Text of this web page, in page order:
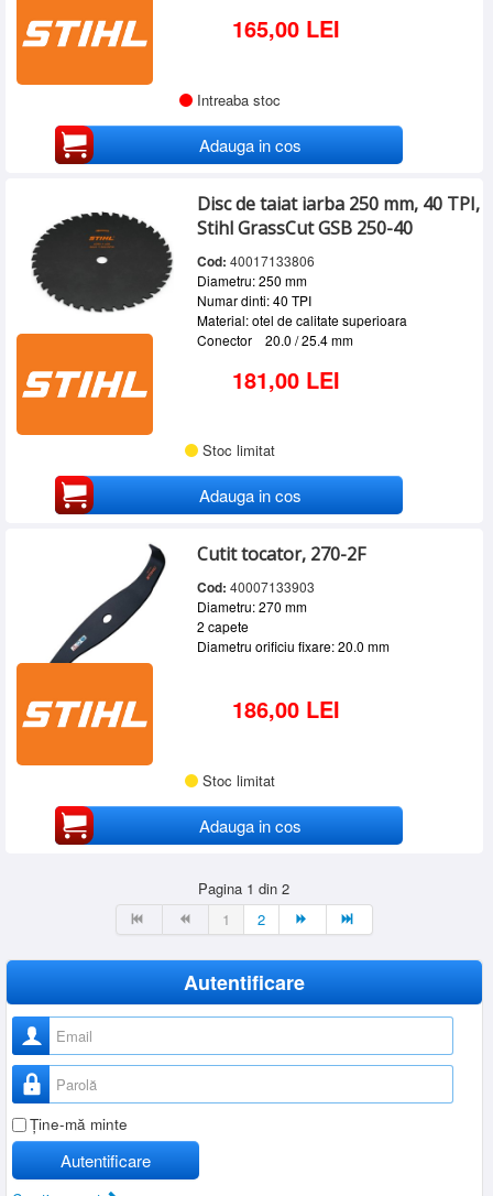
165,00 LEI
Intreaba stoc
Adauga in cos
Disc de taiat iarba 250 mm, 40 TPI,
Stihl GrassCut GSB 250-40
Cod: 40017133806
Diametru: 250 mm
Numar dinti: 40 TPI
Material: otel de calitate superioara
Conector 20.0 / 25.4 mm
181,00 LEI
Stoc limitat
Adauga in cos
Cutit tocator, 270-2F
Cod: 40007133903
Diametru: 270 mm
2 capete
Diametru orificiu fixare: 20.0 mm
186,00 LEI
Stoc limitat
Adauga in cos
Pagina 1 din 2
1
2
Autentificare
Nume utilizator
Parolă
Ţine-mă minte
Autentificare